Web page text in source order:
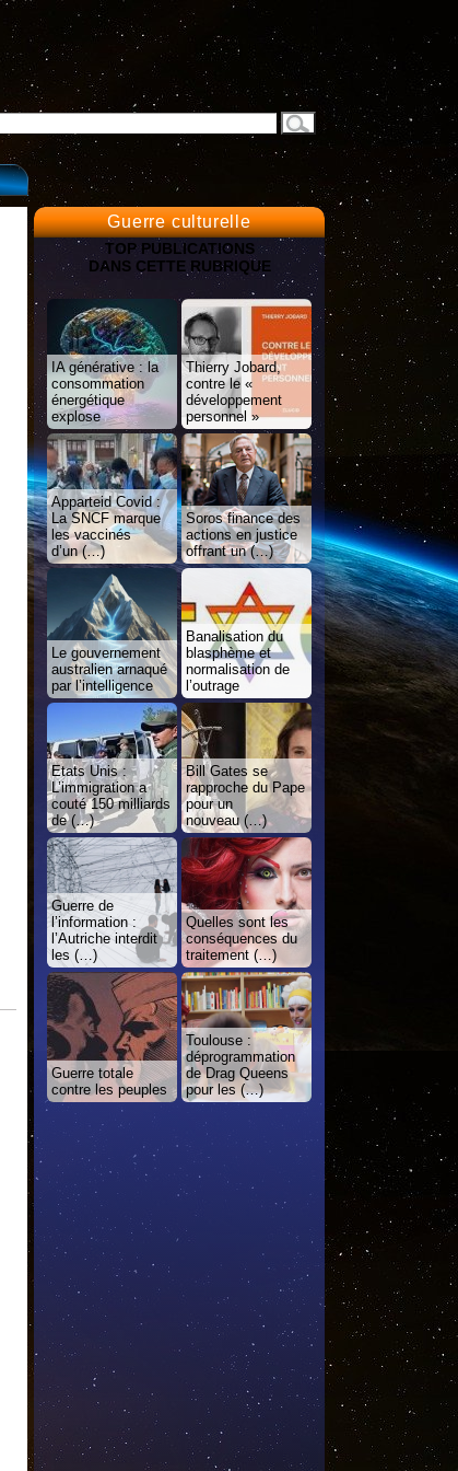
Guerre culturelle
TOP PUBLICATIONS
DANS CETTE RUBRIQUE
IA générative : la
consommation
énergétique
explose
Thierry Jobard,
contre le «
développement
personnel »
Apparteid Covid :
La SNCF marque
les vaccinés
d’un (…)
Soros finance des
actions en justice
offrant un (…)
Le gouvernement
australien arnaqué
par l’intelligence
Banalisation du
blasphème et
normalisation de
l’outrage
Etats Unis :
L’immigration a
couté 150 milliards
de (…)
Bill Gates se
rapproche du Pape
pour un
nouveau (…)
Guerre de
l’information :
l’Autriche interdit
les (…)
Quelles sont les
conséquences du
traitement (…)
Guerre totale
contre les peuples
Toulouse :
déprogrammation
de Drag Queens
pour les (…)